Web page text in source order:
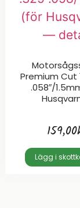
Premium Cut
.058″/
159,00
Lägg i